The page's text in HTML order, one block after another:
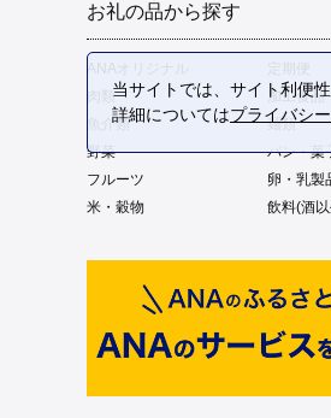
お礼の品から探す
肉類
加工食品
魚介類
麺類
野菜
パン・菓
フルーツ
卵・乳製
米・穀物
飲料(酒
当サイトでは、サイト利便
詳細についてはプライバシ